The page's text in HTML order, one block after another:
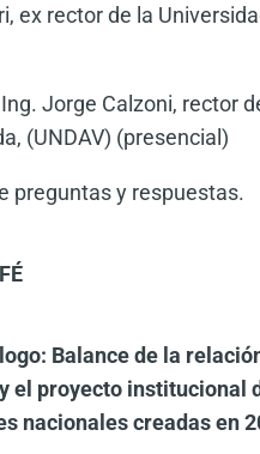
ex rector de la
Jorge Calzoni, rector
(UNDAV) (presencial)
preguntas y respuestas.
Balance de la
el proyecto institucional
nacionales creadas en